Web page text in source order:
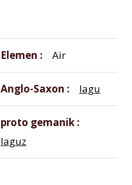
Elemen Air
Anglo-Saxon lagu
proto gemanik
laguz